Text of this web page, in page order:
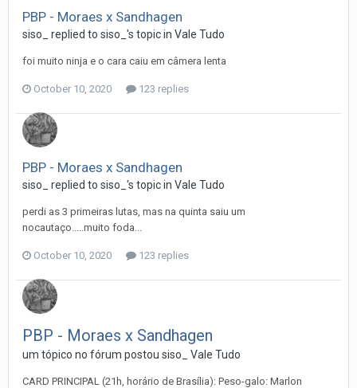
PBP - Moraes x Sandhagen
siso_ replied to siso_ 's topic in Vale Tudo
foi muito ninja e o cara caiu em câmera lenta
October 10, 2020 123 replies
PBP - Moraes x Sandhagen
siso_ replied to siso_ 's topic in Vale Tudo
perdi as 3 primeiras lutas, mas na quinta saiu um
nocautaço.....muito foda...
October 10, 2020 123 replies
PBP - Moraes x Sandhagen
um tópico no fórum postou siso_ Vale Tudo
CARD PRINCIPAL (21h, horário de Brasília): Peso-galo: Marlon